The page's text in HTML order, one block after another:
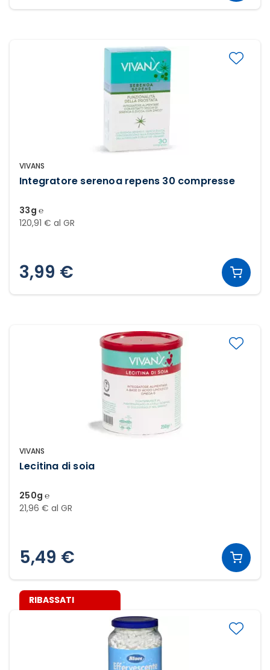
VIVANS
Integratore serenoa repens 30 compresse
33g ℮
120,91 € al GR
3,99 €
VIVANS
Lecitina di soia
250g ℮
21,96 € al GR
5,49 €
RIBASSATI